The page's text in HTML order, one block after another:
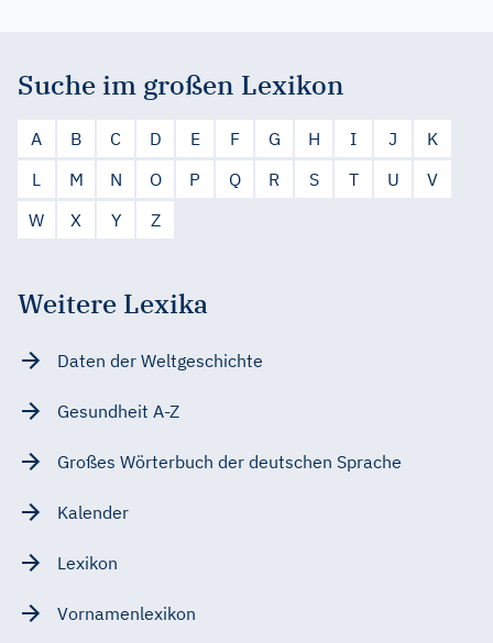
Suche im großen Lexikon
A B C D E F G H I J
K
L
M N O P Q R S T U
V
W
X Y Z
Weitere Lexika
Daten der Weltgeschichte
Gesundheit A-Z
Großes Wörterbuch der deutschen Sprache
Kalender
Lexikon
Vornamenlexikon